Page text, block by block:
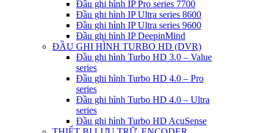
Đầu ghi hình IP Pro series 7700
Đầu ghi hình IP Ultra series 8600
Đầu ghi hình IP Ultra series 9600
Đầu ghi hình IP DeepinMind
ĐẦU GHI HÌNH TURBO HD (DVR)
Đầu ghi hình Turbo HD 3.0 – Value
series
Đầu ghi hình Turbo HD 4.0 – Pro
series
Đầu ghi hình Turbo HD 4.0 – Ultra
series
Đầu ghi hình Turbo HD AcuSense